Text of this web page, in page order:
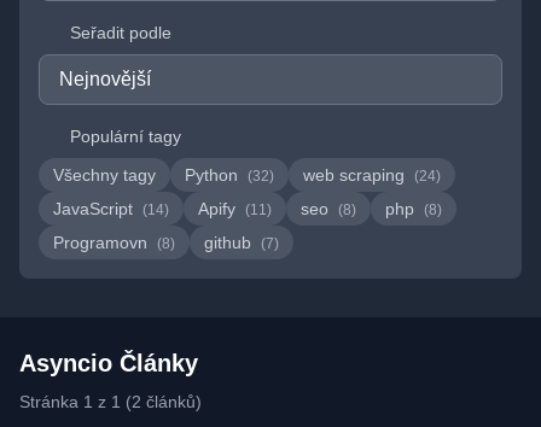
Seřadit podle
Populární tagy
Všechny tagy
Python (32) web scraping (24)
JavaScript (14) Apify (11) seo (8) php (8)
Programovn (8) github (7)
Asyncio Články
Stránka 1 z 1 (2 článků)